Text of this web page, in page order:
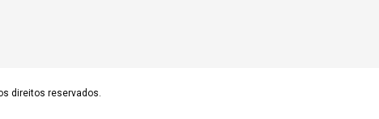
direitos reservados.